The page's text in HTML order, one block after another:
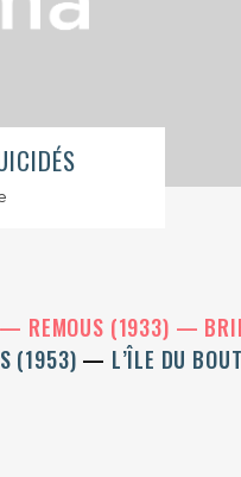
REMOUS (1933)
(1953) L’ÎLE DU